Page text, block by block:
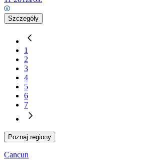
Szczegóły
1
2
3
4
5
6
7
Poznaj regiony
Cancun